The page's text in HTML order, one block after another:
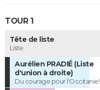
TOUR 1
Tête de liste
Liste
Aurélien PRADIÉ (Liste
d'union à droite)
Du courage pour l'Occitanie!